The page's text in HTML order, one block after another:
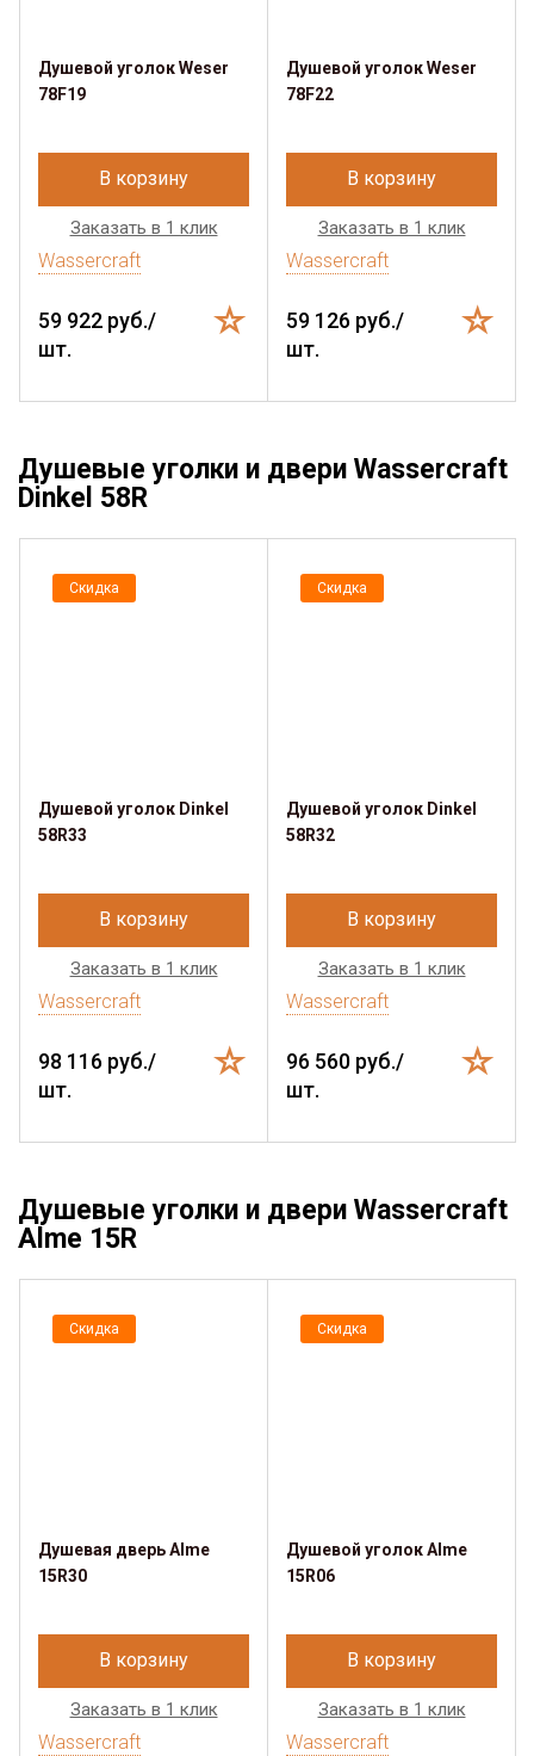
Душевой уголок Weser
78F19
В корзину
Заказать в 1 клик
Wassercraft
59 922 руб./
шт.
Душевой уголок Weser
78F22
В корзину
Заказать в 1 клик
Wassercraft
59 126 руб./
шт.
Душевые уголки и двери Wassercraft
Dinkel 58R
Скидка
Душевой уголок Dinkel
58R33
В корзину
Заказать в 1 клик
Wassercraft
98 116 руб./
шт.
Скидка
Душевой уголок Dinkel
58R32
В корзину
Заказать в 1 клик
Wassercraft
96 560 руб./
шт.
Душевые уголки и двери Wassercraft
Alme 15R
Скидка
Душевая дверь Alme
15R30
В корзину
Заказать в 1 клик
Wassercraft
Скидка
Душевой уголок Alme
15R06
В корзину
Заказать в 1 клик
Wassercraft